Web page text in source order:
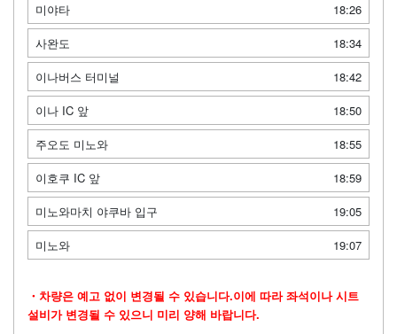
미야타
18:26
사완도
18:34
이나버스 터미널
18:42
이나 IC 앞
18:50
주오도 미노와
18:55
이호쿠 IC 앞
18:59
미노와마치 야쿠바 입구
19:05
미노와
19:07
・차량은 예고 없이 변경될 수 있습니다.이에 따라 좌석이나 시트
설비가 변경될 수 있으니 미리 양해 바랍니다.